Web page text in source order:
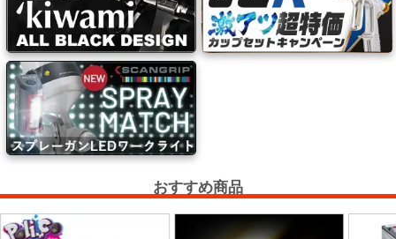
マ
ス
キ
ン
グ・
養
生
おすすめ商品